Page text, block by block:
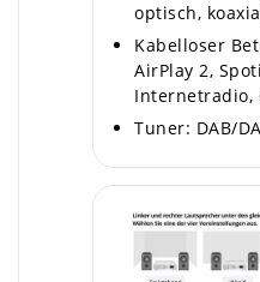
optisch,
Kabelloser
AirPlay 2,
Internetradio,
Tuner: DAB/